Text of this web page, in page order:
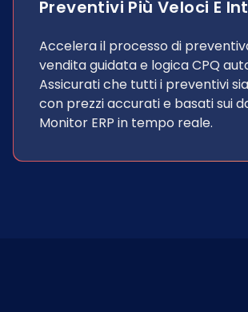
Preventivi Più Veloci E
Accelera il processo di
vendita guidata e logica CPQ
Assicurati che tutti i preventivi
con prezzi accurati e basati sui
Monitor ERP in tempo reale.